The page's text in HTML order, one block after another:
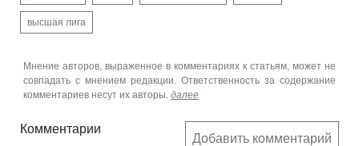
высшая лига
Мнение авторов, выраженное в комментариях к статьям, может не
совпадать с мнением редакции. Ответственность за содержание
комментариев несут их авторы. далее
Комментарии
Добавить комментарий